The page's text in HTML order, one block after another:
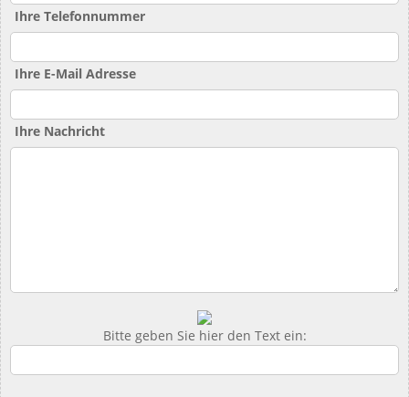
Ihre Telefonnummer
Ihre E-Mail Adresse
Ihre Nachricht
Bitte geben Sie hier den Text ein: